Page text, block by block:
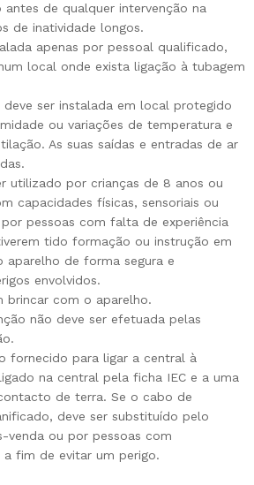
antes de qualquer intervenção na
de inatividade longos.
apenas por pessoal qualificado,
local onde exista ligação à tubagem
ser instalada em local protegido
ou variações de temperatura e
As suas saídas e entradas de ar
utilizado por crianças de 8 anos ou
capacidades físicas, sensoriais ou
pessoas com falta de experiência
tido formação ou instrução em
aparelho de forma segura e
envolvidos.
brincar com o aparelho.
não deve ser efetuada pelas
fornecido para ligar a central à
na central pela ficha IEC e a uma
de terra. Se o cabo de
deve ser substituído pelo
venda ou por pessoas com
a fim de evitar um perigo.